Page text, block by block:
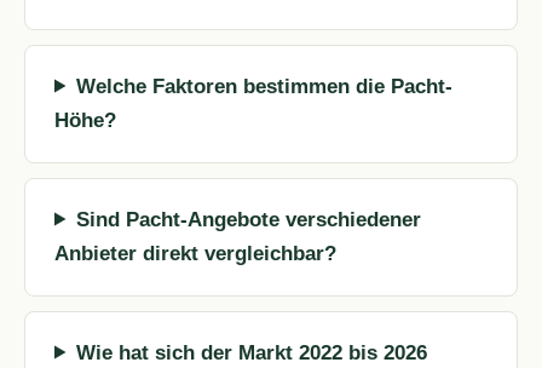
Welche Faktoren bestimmen die Pacht-
Höhe?
Sind Pacht-Angebote verschiedener
Anbieter direkt vergleichbar?
Wie hat sich der Markt 2022 bis 2026